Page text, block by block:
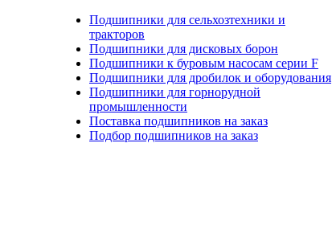
Подшипники для сельхозтехники и
тракторов
Подшипники для дисковых борон
Подшипники к буровым насосам серии F
Подшипники для дробилок и оборудования
Подшипники для горнорудной
промышленности
Поставка подшипников на заказ
Подбор подшипников на заказ